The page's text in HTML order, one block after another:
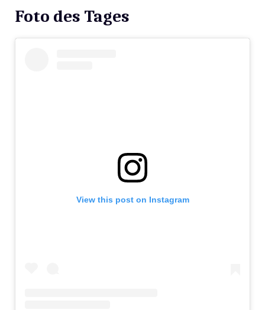
Foto des Tages
View this post on Instagram